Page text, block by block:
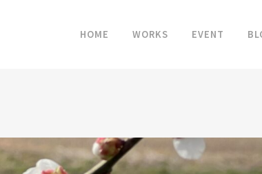
HOME WORKS EVENT